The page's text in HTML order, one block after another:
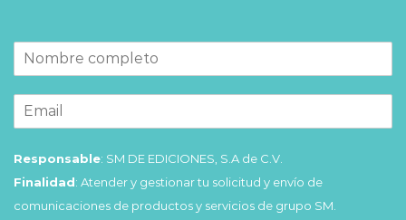
Responsable: SM DE EDICIONES, S.A de C.V.
Finalidad: Atender y gestionar tu solicitud y envío de
comunicaciones de productos y servicios de grupo SM.